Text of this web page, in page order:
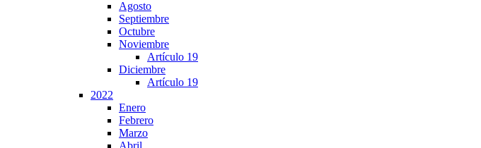
Agosto
Septiembre
Octubre
Noviembre
Artículo 19
Diciembre
Artículo 19
2022
Enero
Febrero
Marzo
Abril